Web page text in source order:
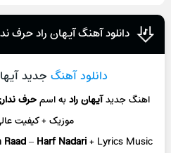
دانلود آهنگ آیهان راد حرف
دانلود آهنگ جدید
اهنگ جدیدآیهان رادبه اسمحرف
موزیک + کیفیت عالی ۳۲۰ و
Raad– Harf Nadari+ Lyrics Music